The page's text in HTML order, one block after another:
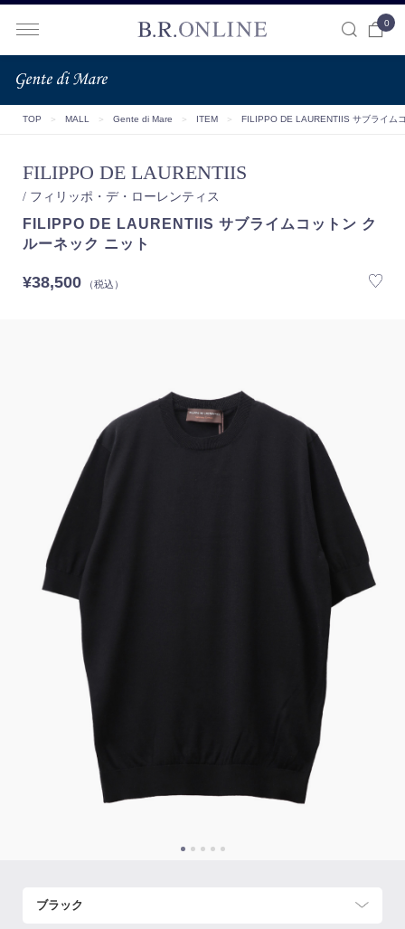
0
TOP ＞ MALL ＞ Gente di Mare ＞ ITEM ＞ FILIPPO DE LAURENTIIS サブライム
FILIPPO DE LAURENTIIS
/ フィリッポ・デ・ローレンティス
FILIPPO DE LAURENTIIS サブライムコットン ク
ルーネック ニット
¥38,500（税込）